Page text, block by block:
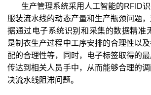
生产管理系统采用人工智能的RFID
服装流水线的动态产量和生产瓶颈问题
据通过电子系统识别和采集的数据精准
是制衣生产过程中工序安排的合理性以
配的合理性等，同时，电子标签取得的
传达到相关人员手中，从而能够合理的
决流水线阻滞问题。